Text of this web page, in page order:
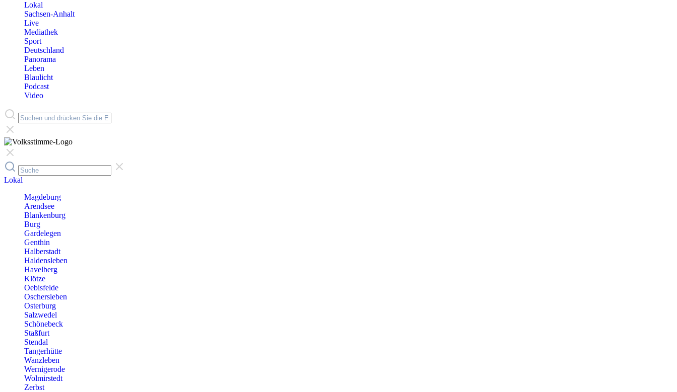
Lokal
Sachsen-Anhalt
Live
Mediathek
Sport
Deutschland
Panorama
Leben
Blaulicht
Podcast
Video
Lokal
Magdeburg
Arendsee
Blankenburg
Burg
Gardelegen
Genthin
Halberstadt
Haldensleben
Havelberg
Klötze
Oebisfelde
Oschersleben
Osterburg
Salzwedel
Schönebeck
Staßfurt
Stendal
Tangerhütte
Wanzleben
Wernigerode
Wolmirstedt
Zerbst